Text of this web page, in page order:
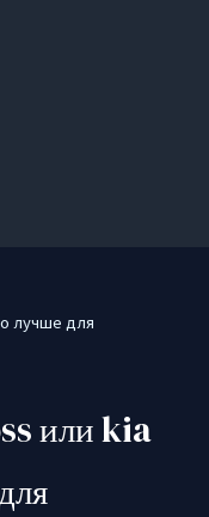
лучше для
или kia